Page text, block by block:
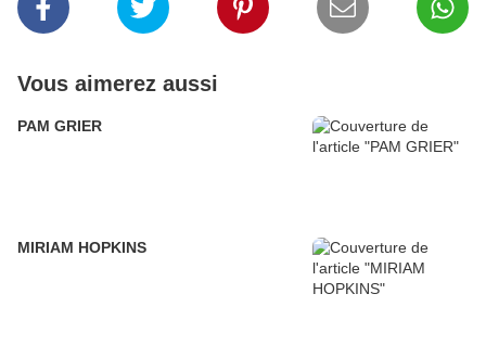
Vous aimerez aussi
PAM GRIER
MIRIAM HOPKINS